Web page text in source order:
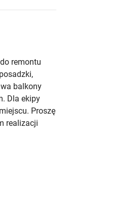
remontu
balkony
Dla ekipy
Proszę
realizacji